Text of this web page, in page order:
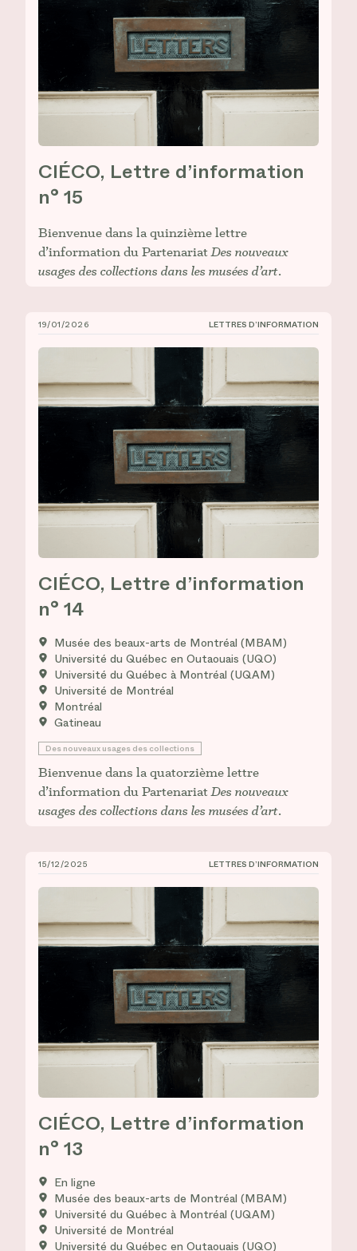
CIÉCO, Lettre d’information
n° 15
Bienvenue dans la quinzième lettre
d’information du PartenariatDes nouveaux
usages des collections dans les musées d’art.
CIÉCO, Lettre d’information n° 14
19/01/2026 LETTRES D’INFORMATION
CIÉCO, Lettre d’information
n° 14
Musée des beaux-arts de Montréal (MBAM)
Université du Québec en Outaouais (UQO)
Université du Québec à Montréal (UQAM)
Université de Montréal
Montréal
Gatineau
Des nouveaux usages des collections
Bienvenue dans la quatorzième lettre
d’information du PartenariatDes nouveaux
usages des collections dans les musées d’art.
CIÉCO, Lettre d’information n° 13
15/12/2025 LETTRES D’INFORMATION
CIÉCO, Lettre d’information
n° 13
En ligne
Musée des beaux-arts de Montréal (MBAM)
Université du Québec à Montréal (UQAM)
Université de Montréal
Université du Québec en Outaouais (UQO)